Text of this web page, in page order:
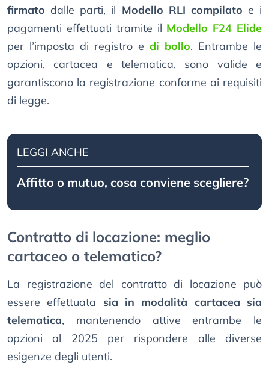
firmato dalle parti, il Modello RLI compilato e i
pagamenti effettuati tramite il Modello F24 Elide
per l’imposta di registro e di bollo. Entrambe le
opzioni, cartacea e telematica, sono valide e
garantiscono la registrazione conforme ai requisiti
di legge.
LEGGI ANCHE
Affitto o mutuo, cosa conviene scegliere?
Contratto di locazione: meglio
cartaceo o telematico?
La registrazione del contratto di locazione può
essere effettuata sia in modalità cartacea sia
telematica, mantenendo attive entrambe le
opzioni al 2025 per rispondere alle diverse
esigenze degli utenti.